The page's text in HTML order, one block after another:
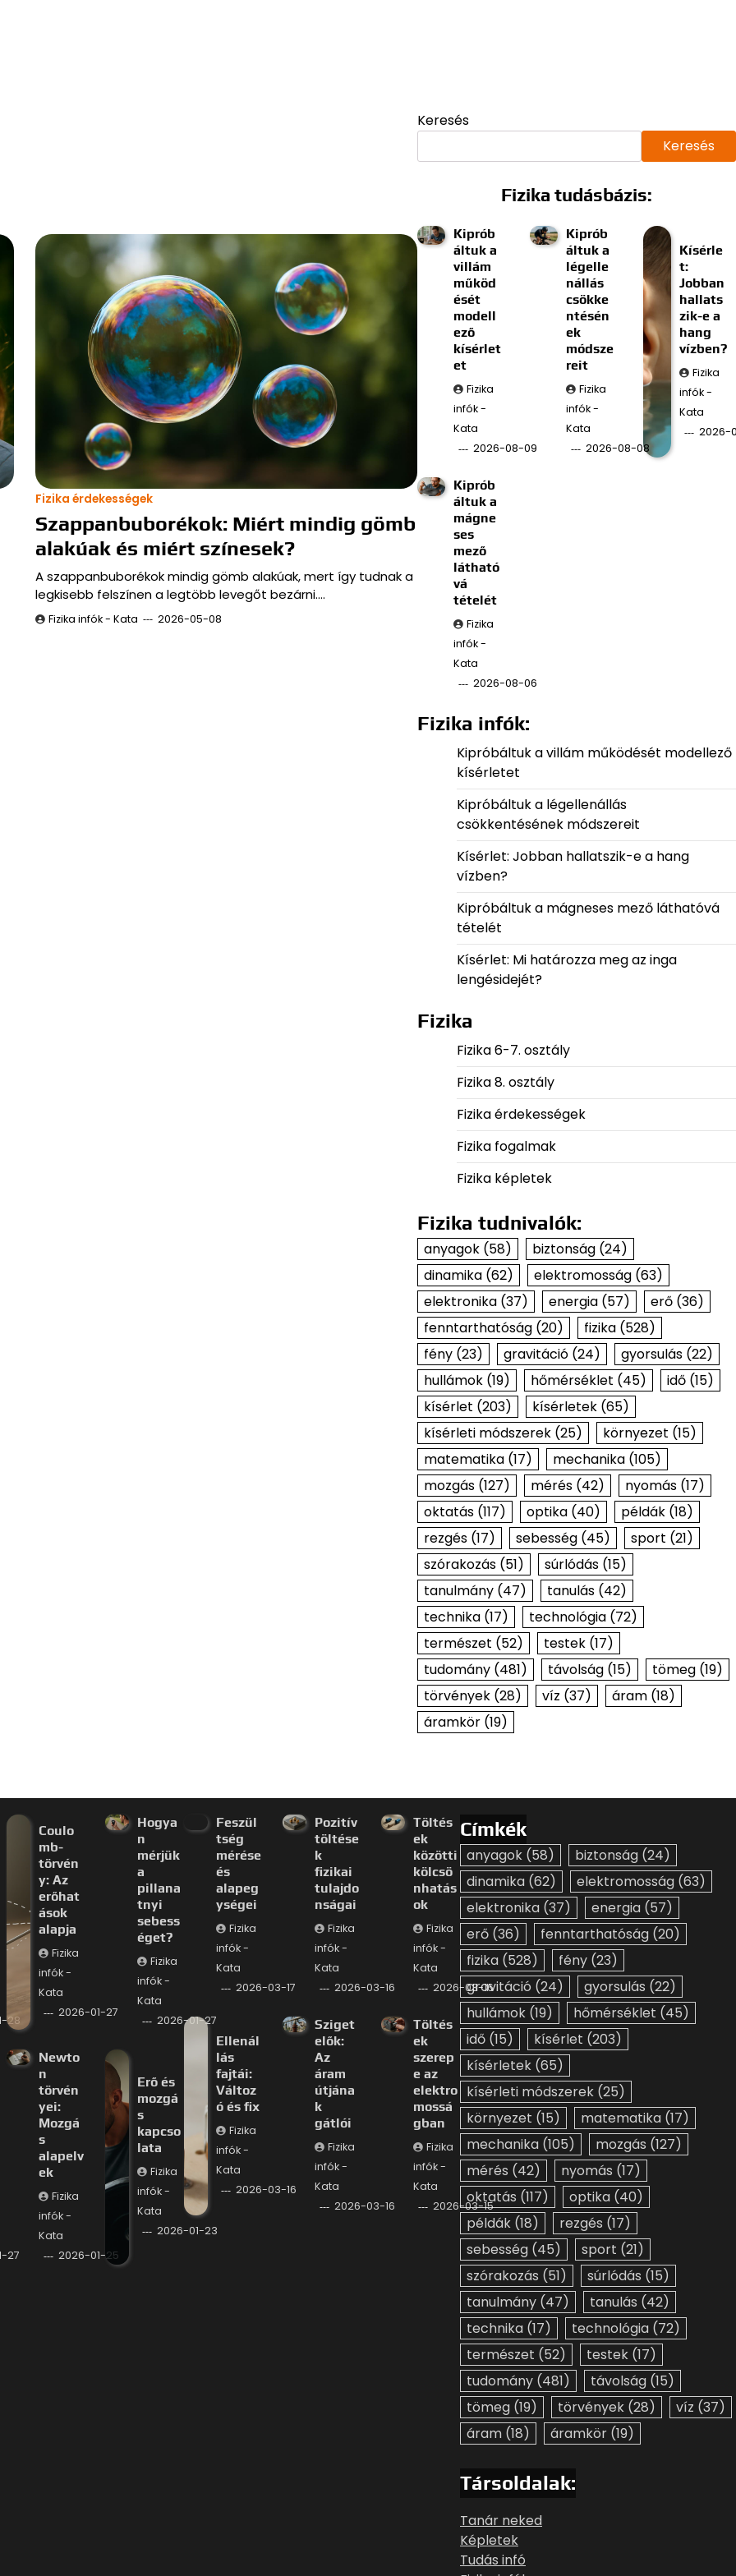
Fizika érdekességek
Szappanbuborékok: Miért mindig gömb
alakúak és miért színesek?
A szappanbuborékok mindig gömb alakúak, mert így tudnak a
legkisebb felszínen a legtöbb levegőt bezárni.…
Fizika infók - Kata 2026-05-08
Keresés
Keresés
Fizika tudásbázis:
Kiprób
áltuk a
villám
működ
ését
modell
ező
kísérlet
et
Fizika
infók -
Kata
2026-08-09
Kiprób
áltuk a
légelle
nállás
csökke
ntésén
ek
módsze
reit
Fizika
infók -
Kata
2026-08-08
Kísérle
t:
Jobban
hallats
zik-e a
hang
vízben?
Fizika
infók -
Kata
2026-
Kiprób
áltuk a
mágne
ses
mező
látható
vá
tételét
Fizika
infók -
Kata
2026-08-06
Fizika infók:
Kipróbáltuk a villám működését modellező
kísérletet
Kipróbáltuk a légellenállás
csökkentésének módszereit
Kísérlet: Jobban hallatszik-e a hang
vízben?
Kipróbáltuk a mágneses mező láthatóvá
tételét
Kísérlet: Mi határozza meg az inga
lengésidejét?
Fizika
Fizika 6-7. osztály
Fizika 8. osztály
Fizika érdekességek
Fizika fogalmak
Fizika képletek
Fizika tudnivalók:
anyagok(58) biztonság(24)
dinamika(62) elektromosság(63)
elektronika(37) energia(57) erő(36)
fenntarthatóság(20) fizika(528)
fény(23) gravitáció(24) gyorsulás(22)
hullámok(19) hőmérséklet (45) idő(15)
kísérlet (203) kísérletek(65)
kísérleti módszerek(25) környezet (15)
matematika(17) mechanika(105)
mozgás(127) mérés(42) nyomás(17)
oktatás(117) optika(40) példák(18)
rezgés(17) sebesség(45) sport (21)
szórakozás(51) súrlódás(15)
tanulmány(47) tanulás(42)
technika(17) technológia(72)
természet (52) testek(17)
tudomány(481) távolság(15) tömeg(19)
törvények(28) víz (37) áram(18)
áramkör(19)
28
Coulo
mb-
törvén
y: Az
erőhat
ások
alapja
Fizika
infók -
Kata
2026-01-27
Hogya
n
mérjük
a
pillana
tnyi
sebess
éget?
Fizika
infók -
Kata
2026-01-27
27
Newto
n
törvén
yei:
Mozgá
s
alapelv
ek
Fizika
infók -
Kata
2026-01-25
Erő és
mozgá
s
kapcso
lata
Fizika
infók -
Kata
2026-01-23
Feszül
tség
mérése
és
alapeg
ységei
Fizika
infók -
Kata
2026-03-17
Pozitív
töltése
k
fizikai
tulajdo
nságai
Fizika
infók -
Kata
2026-03-16
Töltés
ek
közötti
kölcsö
nhatás
ok
Fizika
infók -
Kata
2026-03-16
Ellenál
lás
fajtái:
Változ
ó és fix
Fizika
infók -
Kata
2026-03-16
Sziget
elők:
Az
áram
útjána
k
gátlói
Fizika
infók -
Kata
2026-03-16
Töltés
ek
szerep
e az
elektro
mossá
gban
Fizika
infók -
Kata
2026-03-15
Címkék
anyagok (58) biztonság (24)
dinamika (62) elektromosság (63)
elektronika (37) energia (57)
erő (36) fenntarthatóság (20)
fizika (528) fény (23)
gravitáció (24) gyorsulás (22)
hullámok (19) hőmérséklet (45)
idő (15) kísérlet (203)
kísérletek (65)
kísérleti módszerek (25)
környezet (15) matematika (17)
mechanika (105) mozgás (127)
mérés (42) nyomás (17)
oktatás (117) optika (40)
példák (18) rezgés (17)
sebesség (45) sport (21)
szórakozás (51) súrlódás (15)
tanulmány (47) tanulás (42)
technika (17) technológia (72)
természet (52) testek (17)
tudomány (481) távolság (15)
tömeg (19) törvények (28) víz (37)
áram (18) áramkör (19)
Társoldalak:
Tanár neked
Képletek
Tudás infó